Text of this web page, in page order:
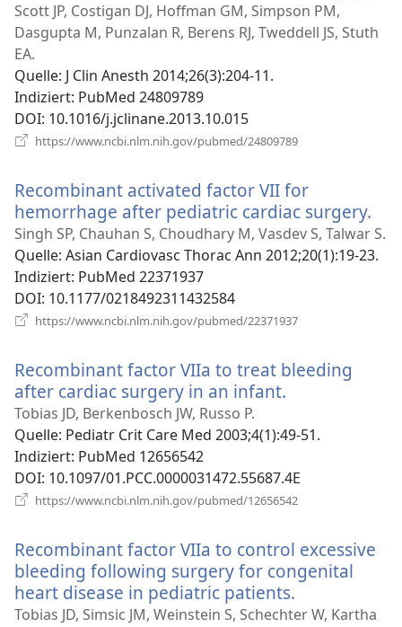
Scott JP, Costigan DJ, Hoffman GM, Simpson PM,
Dasgupta M, Punzalan R, Berens RJ, Tweddell JS, Stuth
EA.
Quelle‎: J Clin Anesth 2014;26(3):204-11.
Indiziert‎: PubMed 24809789
DOI‎: 10.1016/j.jclinane.2013.10.015
https://www.ncbi.nlm.nih.gov/pubmed/24809789
Recombinant activated factor VII for
hemorrhage after pediatric cardiac surgery.
Singh SP, Chauhan S, Choudhary M, Vasdev S, Talwar S.
Quelle‎: Asian Cardiovasc Thorac Ann 2012;20(1):19-23.
Indiziert‎: PubMed 22371937
DOI‎: 10.1177/0218492311432584
https://www.ncbi.nlm.nih.gov/pubmed/22371937
Recombinant factor VIIa to treat bleeding
after cardiac surgery in an infant.
Fenster)
Tobias JD, Berkenbosch JW, Russo P.
Quelle‎: Pediatr Crit Care Med 2003;4(1):49-51.
Indiziert‎: PubMed 12656542
DOI‎: 10.1097/01.PCC.0000031472.55687.4E
https://www.ncbi.nlm.nih.gov/pubmed/12656542
Recombinant factor VIIa to control excessive
bleeding following surgery for congenital
heart disease in pediatric patients.
neues
Tobias JD, Simsic JM, Weinstein S, Schechter W, Kartha